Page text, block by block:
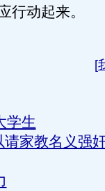
动起来。
[
学生
请家教名义强